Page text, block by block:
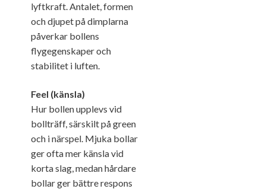
lyftkraft. Antalet, formen
och djupet på dimplarna
påverkar bollens
flygegenskaper och
stabilitet i luften.
Feel (känsla)
Hur bollen upplevs vid
bollträff, särskilt på green
och i närspel. Mjuka bollar
ger ofta mer känsla vid
korta slag, medan hårdare
bollar ger bättre respons